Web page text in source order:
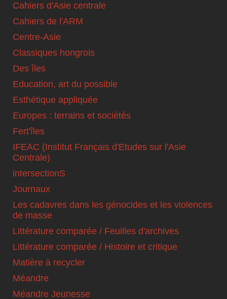
Cahiers d'Asie centrale
Cahiers de l'ARM
Centre-Asie
Classiques hongrois
Des îles
Education, art du possible
Esthétique appliquée
Europes : terrains et sociétés
Fert'îles
IFEAC (Institut Français d'Etudes sur l'Asie
Centrale)
intersectionS
Journaux
Les cadavres dans les génocides et les violences
de masse
Littérature comparée / Feuilles d'archives
Littérature comparée / Histoire et critique
Matière à recycler
Méandre
Méandre Jeunesse